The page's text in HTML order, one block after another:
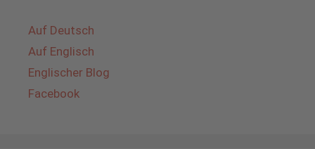
Auf Deutsch
Auf Englisch
Englischer Blog
Facebook